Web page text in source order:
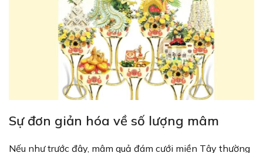
Sự đơn giản hóa về số lượng mâm
Nếu như trước đây, mâm quả đám cưới miền Tây thường